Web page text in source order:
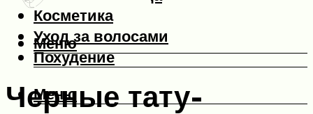
Косметика
Уход за волосами
Похудение
Меню
Меню
Черные тату-